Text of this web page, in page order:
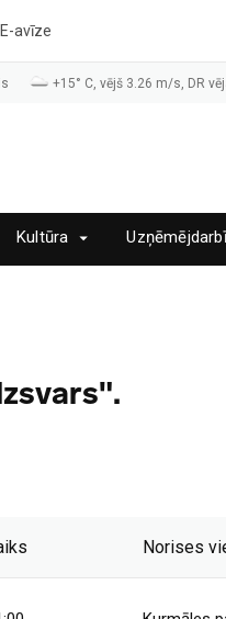
E-avīze
+15° C, vējš 3.26 m/s, DR
Kultūra
Norises